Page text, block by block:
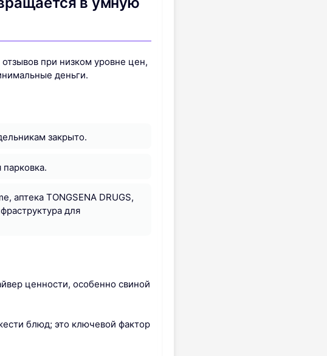
при низком уровне цен,
деньги.
закрыто.
парковка.
аптека TONGSENA DRUGS,
для
ценности, особенно свиной
блюд; это ключевой фактор